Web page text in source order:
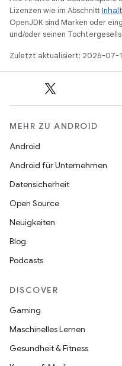
Lizenzen wie im Abschnitt
OpenJDK sind Marken oder
und/oder seinen
Zuletzt aktualisiert: 2026-07-
MEHR ZU ANDROID
Android
Android für Unternehmen
Datensicherheit
Open Source
Neuigkeiten
Blog
Podcasts
DISCOVER
Gaming
Maschinelles Lernen
Gesundheit & Fitness